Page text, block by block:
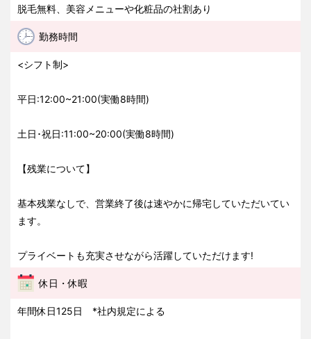
脱毛無料、美容メニューや化粧品の社割あり
勤務時間
<シフト制>
平日:12:00~21:00(実働8時間)
土日･祝日:11:00~20:00(実働8時間)
【残業について】
基本残業なしで、営業終了後は速やかに帰宅していただいてい
ます。
プライベートも充実させながら活躍していただけます!
休日・休暇
年間休日125日 *社内規定による